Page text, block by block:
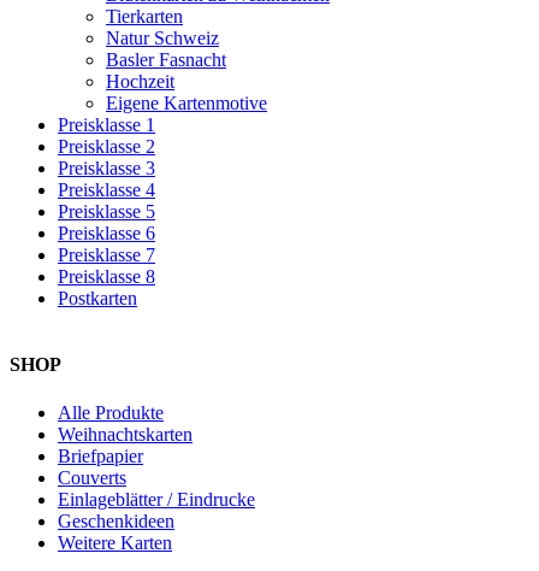
Tierkarten
Natur Schweiz
Basler Fasnacht
Hochzeit
Eigene Kartenmotive
Preisklasse 1
Preisklasse 2
Preisklasse 3
Preisklasse 4
Preisklasse 5
Preisklasse 6
Preisklasse 7
Preisklasse 8
Postkarten
SHOP
Alle Produkte
Weihnachtskarten
Briefpapier
Couverts
Einlageblätter / Eindrucke
Geschenkideen
Weitere Karten